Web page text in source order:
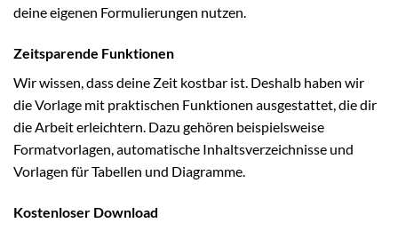
deine eigenen Formulierungen nutzen.
Zeitsparende Funktionen
Wir wissen, dass deine Zeit kostbar ist. Deshalb haben wir
die Vorlage mit praktischen Funktionen ausgestattet, die dir
die Arbeit erleichtern. Dazu gehören beispielsweise
Formatvorlagen, automatische Inhaltsverzeichnisse und
Vorlagen für Tabellen und Diagramme.
Kostenloser Download